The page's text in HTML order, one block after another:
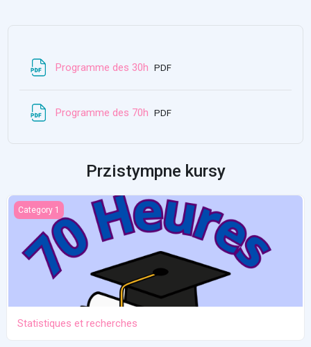
Programme des 30h Zbiōr
PDF
Programme des 70h Zbiōr
PDF
Przistympne kursy
Statistiques et recherches
Category 1
Statistiques et recherches